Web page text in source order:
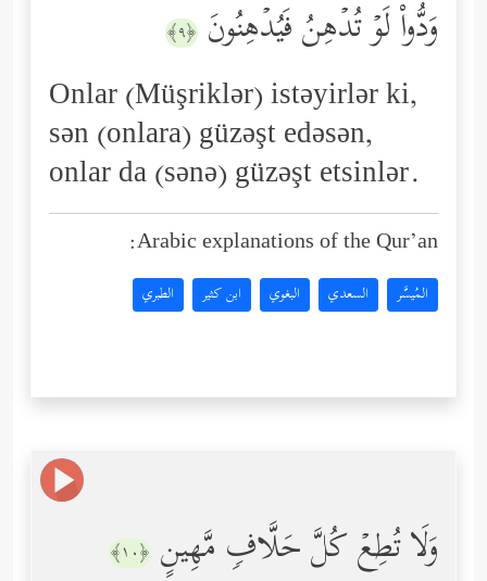
وَدُّواْ لَوۡ تُدۡهِنُ فَیُدۡهِنُونَ ﴿٩﴾
Onlar (Müşriklər) istəyirlər ki,
sən (onlara) güzəşt edəsən,
onlar da (sənə) güzəşt etsinlər.
Arabic explanations of the Qur’an:
المُيسَّر السعدي البغوي ابن كثير الطبري
وَلَا تُطِعۡ كُلَّ حَلَّافࣲ مَّهِینٍ ﴿١٠﴾